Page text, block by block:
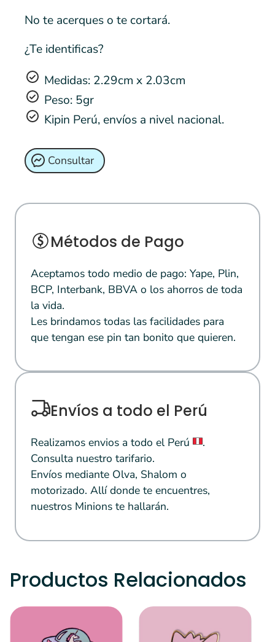
No te acerques o te cortará.
¿Te identificas?
Medidas: 2.29cm x 2.03cm
Peso: 5gr
Kipin Perú, envíos a nivel nacional.
Consultar
Métodos de Pago
Aceptamos todo medio de pago: Yape, Plin,
BCP, Interbank, BBVA o los ahorros de toda
la vida.
Les brindamos todas las facilidades para
que tengan ese pin tan bonito que quieren.
Envíos a todo el Perú
Realizamos envios a todo el Perú
.
Consulta nuestro tarifario.
Envíos mediante Olva, Shalom o
motorizado. Allí donde te encuentres,
nuestros Minions te hallarán.
Productos Relacionados